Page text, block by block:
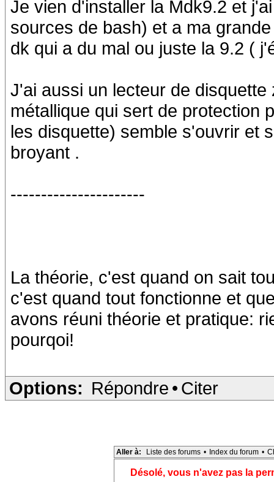
Je vien d'installer la Mdk9.2 et
sources de bash) et a ma
dk qui a du mal ou juste la 9.2 (
J'ai aussi un lecteur de
métallique qui sert de protection
les disquette) semble s'ouvrir et
broyant .
----------------------
La théorie, c'est quand on sait
c'est quand tout fonctionne et
avons réuni théorie et pratique:
pourqoi!
Options: Répondre • Citer
Aller à: Liste des forums • Index du forum •
Désolé, vous n'avez pas la